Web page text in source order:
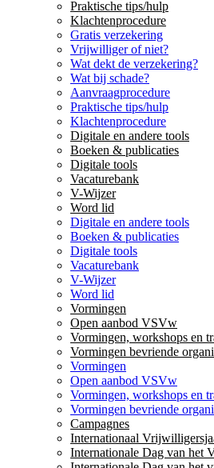
Praktische tips/hulp
Klachtenprocedure
Gratis verzekering
Vrijwilliger of niet?
Wat dekt de verzekering?
Wat bij schade?
Aanvraagprocedure
Praktische tips/hulp
Klachtenprocedure
Digitale en andere tools
Boeken & publicaties
Digitale tools
Vacaturebank
V-Wijzer
Word lid
Digitale en andere tools
Boeken & publicaties
Digitale tools
Vacaturebank
V-Wijzer
Word lid
Vormingen
Open aanbod VSVw
Vormingen, workshops en
Vormingen bevriende
Vormingen
Open aanbod VSVw
Vormingen, workshops en
Vormingen bevriende
Campagnes
Internationaal
Internationale Dag van het